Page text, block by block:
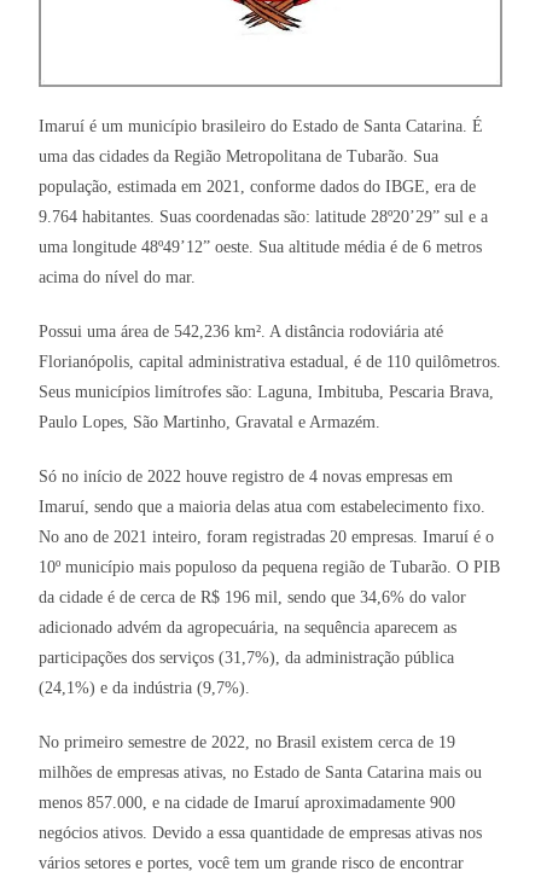
Imaruí é um município brasileiro do Estado de Santa Catarina. É
uma das cidades da Região Metropolitana de Tubarão. Sua
população, estimada em 2021, conforme dados do IBGE, era de
9.764 habitantes. Suas coordenadas são: latitude 28º20’29” sul e a
uma longitude 48º49’12” oeste. Sua altitude média é de 6 metros
acima do nível do mar.
Possui uma área de 542,236 km². A distância rodoviária até
Florianópolis, capital administrativa estadual, é de 110 quilômetros.
Seus municípios limítrofes são: Laguna, Imbituba, Pescaria Brava,
Paulo Lopes, São Martinho, Gravatal e Armazém.
Só no início de 2022 houve registro de 4 novas empresas em
Imaruí, sendo que a maioria delas atua com estabelecimento fixo.
No ano de 2021 inteiro, foram registradas 20 empresas. Imaruí é o
10º município mais populoso da pequena região de Tubarão. O PIB
da cidade é de cerca de R$ 196 mil, sendo que 34,6% do valor
adicionado advém da agropecuária, na sequência aparecem as
participações dos serviços (31,7%), da administração pública
(24,1%) e da indústria (9,7%).
No primeiro semestre de 2022, no Brasil existem cerca de 19
milhões de empresas ativas, no Estado de Santa Catarina mais ou
menos 857.000, e na cidade de Imaruí aproximadamente 900
negócios ativos. Devido a essa quantidade de empresas ativas nos
vários setores e portes, você tem um grande risco de encontrar